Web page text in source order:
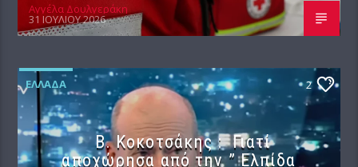
Αγγέλα Δουλγεράκη
31 ΙΟΥΛΊΟΥ 2026
ΕΛΛΆΔΑ 2
Β. Κοκοτσάκης : Γιατί
αποχώρησα από την ” Ελπίδα